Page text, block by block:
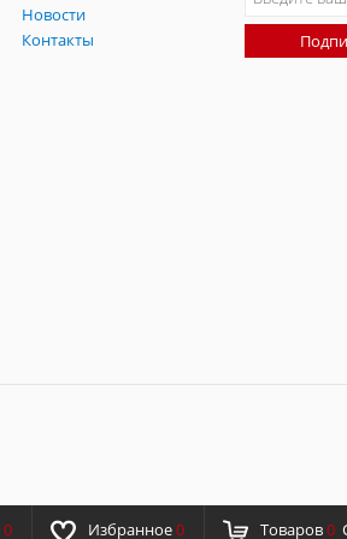
Новости
Контакты
0 Избранное0 Товаров0